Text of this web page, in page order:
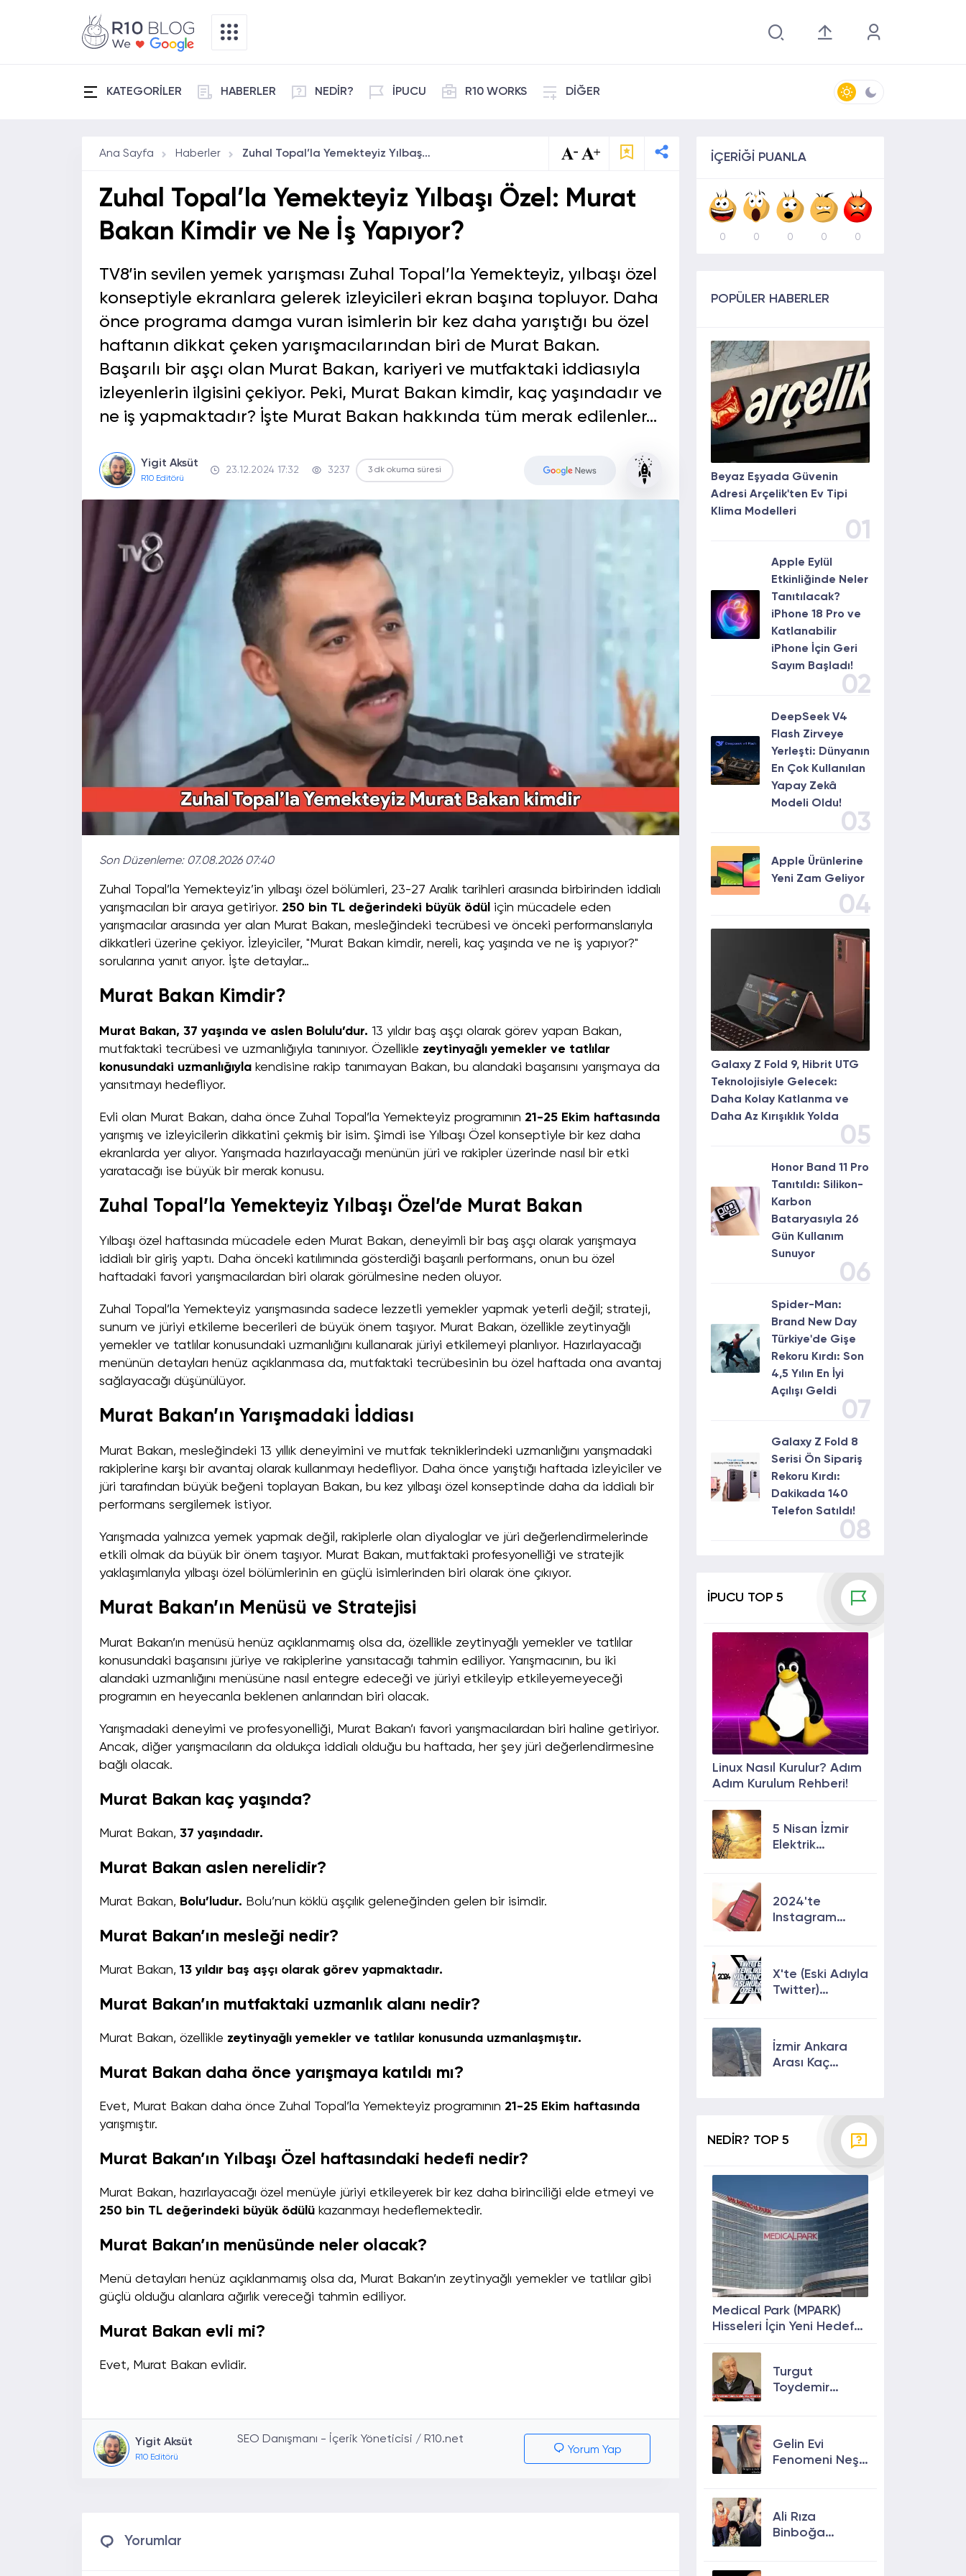
KATEGORİLER HABERLER NEDİR? İPUCU R10 WORKS DİĞER
Ana Sayfa Haberler Zuhal Topal’la Yemekteyiz Yılbaşı Özel: Murat Bakan Kimdir ve Ne İş Yapıyor?
Zuhal Topal’la Yemekteyiz Yılbaşı Özel: Murat
Bakan Kimdir ve Ne İş Yapıyor?
TV8’in sevilen yemek yarışması Zuhal Topal’la Yemekteyiz, yılbaşı özel
konseptiyle ekranlara gelerek izleyicileri ekran başına topluyor. Daha
önce programa damga vuran isimlerin bir kez daha yarıştığı bu özel
haftanın dikkat çeken yarışmacılarından biri de Murat Bakan.
Başarılı bir aşçı olan Murat Bakan, kariyeri ve mutfaktaki iddiasıyla
izleyenlerin ilgisini çekiyor. Peki, Murat Bakan kimdir, kaç yaşındadır ve
ne iş yapmaktadır? İşte Murat Bakan hakkında tüm merak edilenler…
Yigit Aksüt
R10 Editörü
23.12.2024 17:32 3237 3 dk okuma süresi
Son Düzenleme: 07.08.2026 07:40
Zuhal Topal’la Yemekteyiz’in yılbaşı özel bölümleri, 23-27 Aralık tarihleri arasında birbirinden iddialı
yarışmacıları bir araya getiriyor. 250 bin TL değerindeki büyük ödül için mücadele eden
yarışmacılar arasında yer alan Murat Bakan, mesleğindeki tecrübesi ve önceki performanslarıyla
dikkatleri üzerine çekiyor. İzleyiciler, "Murat Bakan kimdir, nereli, kaç yaşında ve ne iş yapıyor?"
sorularına yanıt arıyor. İşte detaylar…
Murat Bakan Kimdir?
Murat Bakan, 37 yaşında ve aslen Bolulu’dur. 13 yıldır baş aşçı olarak görev yapan Bakan,
mutfaktaki tecrübesi ve uzmanlığıyla tanınıyor. Özellikle zeytinyağlı yemekler ve tatlılar
konusundaki uzmanlığıyla kendisine rakip tanımayan Bakan, bu alandaki başarısını yarışmaya da
yansıtmayı hedefliyor.
Evli olan Murat Bakan, daha önce Zuhal Topal’la Yemekteyiz programının 21-25 Ekim haftasında
yarışmış ve izleyicilerin dikkatini çekmiş bir isim. Şimdi ise Yılbaşı Özel konseptiyle bir kez daha
ekranlarda yer alıyor. Yarışmada hazırlayacağı menünün jüri ve rakipler üzerinde nasıl bir etki
yaratacağı ise büyük bir merak konusu.
Zuhal Topal’la Yemekteyiz Yılbaşı Özel’de Murat Bakan
Yılbaşı özel haftasında mücadele eden Murat Bakan, deneyimli bir baş aşçı olarak yarışmaya
iddialı bir giriş yaptı. Daha önceki katılımında gösterdiği başarılı performans, onun bu özel
haftadaki favori yarışmacılardan biri olarak görülmesine neden oluyor.
Zuhal Topal’la Yemekteyiz yarışmasında sadece lezzetli yemekler yapmak yeterli değil; strateji,
sunum ve jüriyi etkileme becerileri de büyük önem taşıyor. Murat Bakan, özellikle zeytinyağlı
yemekler ve tatlılar konusundaki uzmanlığını kullanarak jüriyi etkilemeyi planlıyor. Hazırlayacağı
menünün detayları henüz açıklanmasa da, mutfaktaki tecrübesinin bu özel haftada ona avantaj
sağlayacağı düşünülüyor.
Murat Bakan’ın Yarışmadaki İddiası
Murat Bakan, mesleğindeki 13 yıllık deneyimini ve mutfak tekniklerindeki uzmanlığını yarışmadaki
rakiplerine karşı bir avantaj olarak kullanmayı hedefliyor. Daha önce yarıştığı haftada izleyiciler ve
jüri tarafından büyük beğeni toplayan Bakan, bu kez yılbaşı özel konseptinde daha da iddialı bir
performans sergilemek istiyor.
Yarışmada yalnızca yemek yapmak değil, rakiplerle olan diyaloglar ve jüri değerlendirmelerinde
etkili olmak da büyük bir önem taşıyor. Murat Bakan, mutfaktaki profesyonelliği ve stratejik
yaklaşımlarıyla yılbaşı özel bölümlerinin en güçlü isimlerinden biri olarak öne çıkıyor.
Murat Bakan’ın Menüsü ve Stratejisi
Murat Bakan’ın menüsü henüz açıklanmamış olsa da, özellikle zeytinyağlı yemekler ve tatlılar
konusundaki başarısını jüriye ve rakiplerine yansıtacağı tahmin ediliyor. Yarışmacının, bu iki
alandaki uzmanlığını menüsüne nasıl entegre edeceği ve jüriyi etkileyip etkileyemeyeceği
programın en heyecanla beklenen anlarından biri olacak.
Yarışmadaki deneyimi ve profesyonelliği, Murat Bakan’ı favori yarışmacılardan biri haline getiriyor.
Ancak, diğer yarışmacıların da oldukça iddialı olduğu bu haftada, her şey jüri değerlendirmesine
bağlı olacak.
Murat Bakan kaç yaşında?
Murat Bakan, 37 yaşındadır.
Murat Bakan aslen nerelidir?
Murat Bakan, Bolu’ludur. Bolu’nun köklü aşçılık geleneğinden gelen bir isimdir.
Murat Bakan’ın mesleği nedir?
Murat Bakan, 13 yıldır baş aşçı olarak görev yapmaktadır.
Murat Bakan’ın mutfaktaki uzmanlık alanı nedir?
Murat Bakan, özellikle zeytinyağlı yemekler ve tatlılar konusunda uzmanlaşmıştır.
Murat Bakan daha önce yarışmaya katıldı mı?
Evet, Murat Bakan daha önce Zuhal Topal’la Yemekteyiz programının 21-25 Ekim haftasında
yarışmıştır.
Murat Bakan’ın Yılbaşı Özel haftasındaki hedefi nedir?
Murat Bakan, hazırlayacağı özel menüyle jüriyi etkileyerek bir kez daha birinciliği elde etmeyi ve
250 bin TL değerindeki büyük ödülü kazanmayı hedeflemektedir.
Murat Bakan’ın menüsünde neler olacak?
Menü detayları henüz açıklanmamış olsa da, Murat Bakan’ın zeytinyağlı yemekler ve tatlılar gibi
güçlü olduğu alanlara ağırlık vereceği tahmin ediliyor.
Murat Bakan evli mi?
Evet, Murat Bakan evlidir.
Yigit Aksüt
R10 Editörü
SEO Danışmanı - İçerik Yöneticisi / R10.net
Yorum Yap
Yorumlar
İÇERİĞİ PUANLA
0 0 0 0 0
POPÜLER HABERLER
Beyaz Eşyada Güvenin
Adresi Arçelik'ten Ev Tipi
Klima Modelleri
01
Apple Eylül
Etkinliğinde Neler
Tanıtılacak?
iPhone 18 Pro ve
Katlanabilir
iPhone İçin Geri
Sayım Başladı!
02
DeepSeek V4
Flash Zirveye
Yerleşti: Dünyanın
En Çok Kullanılan
Yapay Zekâ
Modeli Oldu!
03
Apple Ürünlerine
Yeni Zam Geliyor
04
Galaxy Z Fold 9, Hibrit UTG
Teknolojisiyle Gelecek:
Daha Kolay Katlanma ve
Daha Az Kırışıklık Yolda
05
Honor Band 11 Pro
Tanıtıldı: Silikon-
Karbon
Bataryasıyla 26
Gün Kullanım
Sunuyor
06
Spider-Man:
Brand New Day
Türkiye'de Gişe
Rekoru Kırdı: Son
4,5 Yılın En İyi
Açılışı Geldi
07
Galaxy Z Fold 8
Serisi Ön Sipariş
Rekoru Kırdı:
Dakikada 140
Telefon Satıldı!
08
İPUCU TOP 5
Linux Nasıl Kurulur? Adım
Adım Kurulum Rehberi!
5 Nisan İzmir
Elektrik
2024'te
Instagram
Etkili Yolları!
X'te (Eski Adıyla
Twitter)
Sunulan Son
Özellikler 2024
İzmir Ankara
Arası Kaç
NEDİR? TOP 5
Medical Park (MPARK)
Hisseleri İçin Yeni Hedef
Potansiyeli
Turgut
Toydemir
Gelin Evi
Fenomeni Neşe
neden öldü?
Ali Rıza
Binboğa